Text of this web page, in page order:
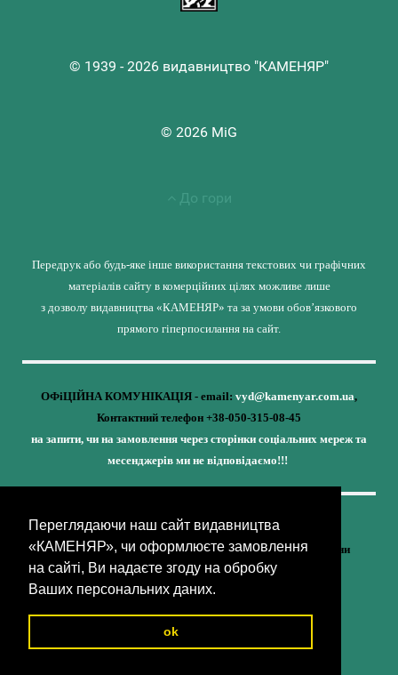
Переглядаючи наш сайт видавництва
«КАМЕНЯР», чи оформлюєте замовлення
на сайті, Ви надаєте згоду на обробку
Ваших персональних даних.
ok
© 1939 - 2026 видавництво "КАМЕНЯР"
© 2026 MiG
До гори
Передрук або будь-яке інше використання текстових чи графічних
матеріалів сайту в комерційних цілях можливе лише
з дозволу видавництва «КАМЕНЯР» та за умови обов’язкового
прямого гіперпосилання на сайт.
ОФіЦІЙНА КОМУНІКАЦІЯ - email: vyd@kamenyar.com.ua,
Контактний телефон +38-050-315-08-45
на запити, чи на замовлення через сторінки соціальних мереж та
месенджерів ми не відповідаємо!!!
Кожне наше видання - це внесок у спротив,
у збереження ідентичності та неминучу перемогу України
(видавництво «КАМЕНЯР»)